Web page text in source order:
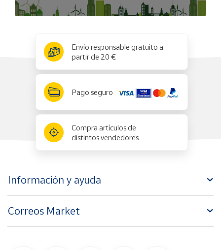
¡Con el Perrito Infantil de Arrastre de Aventuras, cada
juego hoy mismo!
¡Advertencias de seguridad!:
- Cumple las normas europeas de seguridad.
- Los Juguetes deben mantenerse alejados del fuego o
zonas de fuentes de calor.
- Los productos que requieren de en montaje previo,
siempre debe ser ejecutado por un adulto.
- Retirar los flejes de plástico y los cables antes de dar el
del juguete existen más instrucciones, recomendaciones y
advertencias de seguridad. Léalas con atención.
- Guardar toda la información para futuras consultas.
Envío responsable gratuito a
partir de 20 €
Pago seguro
Compra artículos de
distintos vendedores
Información y ayuda
Correos Market